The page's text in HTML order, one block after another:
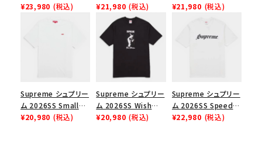
Chino Twill Camp
¥23,980 (税込)
Box Tee スモールボ
ックスTシャツ ブラッ
¥21,980 (税込)
Tee スピードTシャツ
¥21,980 (税込)
Supreme シュプリー
ム 2026SS Small
Box Tee スモールボ
¥20,980 (税込)
Supreme シュプリー
ム 2026SS Wish
Tee ウィッシュTシ
¥20,980 (税込)
Supreme シュプリー
ム 2026SS Speed
Tee スピードTシャツ
¥22,980 (税込)